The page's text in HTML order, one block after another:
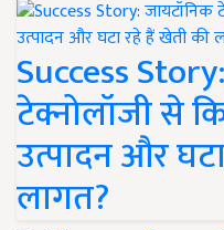
Success
टेक्नोलॉजी से
उत्पादन और
लागत?